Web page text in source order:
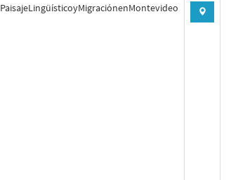
PaisajeLingüísticoyMigraciónenMontevideo